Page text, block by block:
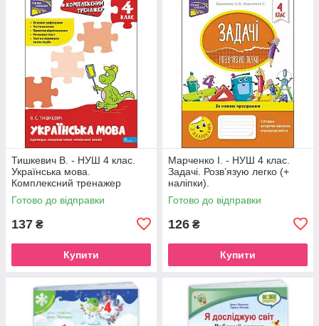
Тишкевич В. - НУШ 4 клас.
Українська мова.
Комплексний тренажер
Готово до відправки
137 ₴
Купити
Марченко І. - НУШ 4 клас.
Задачі. Розв’язую легко (+
наліпки).
Готово до відправки
126 ₴
Купити